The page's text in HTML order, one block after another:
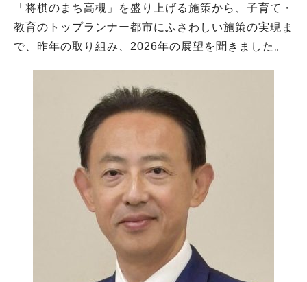
「将棋のまち高槻」を盛り上げる施策から、子育て・
教育のトップランナー都市にふさわしい施策の実現ま
で、昨年の取り組み、2026年の展望を聞きました。